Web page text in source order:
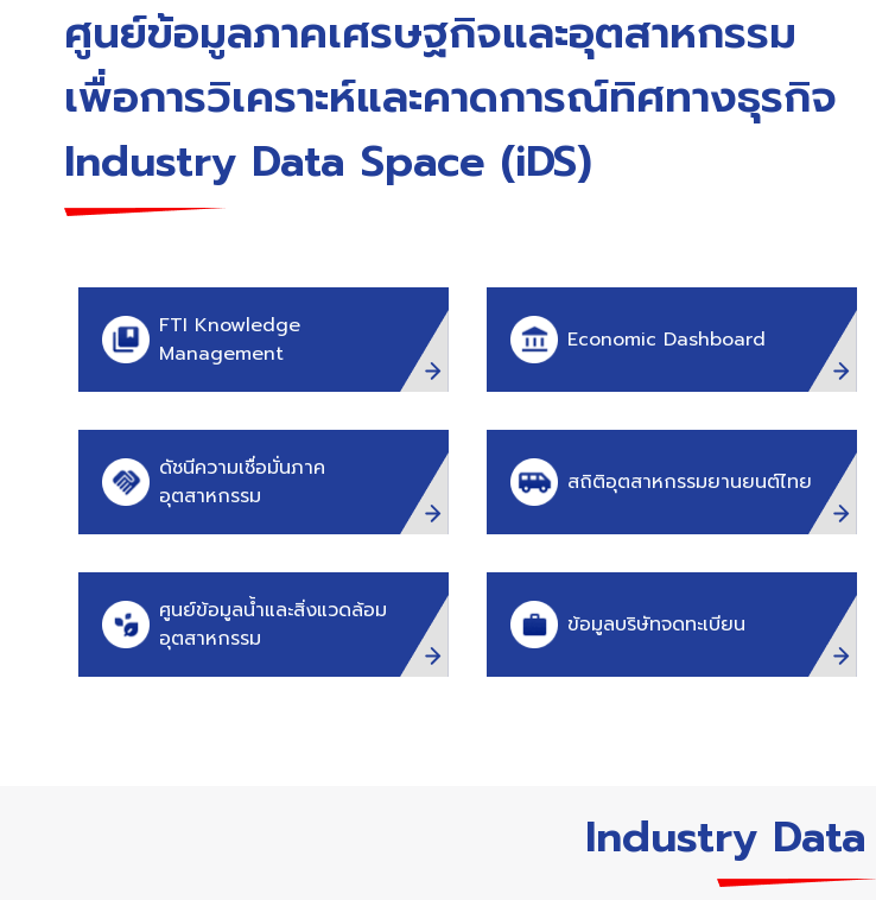
ศูนย์ข้อมูลภาคเศรษฐกิจและอุตสาหกรรม
เพื่อการวิเคราะห์และคาดการณ์ทิศทางธุรกิจ
Industry Data Space (iDS)
FTI Knowledge
Management
Economic Dashboard
ดัชนีความเชื่อมั่นภาค
อุตสาหกรรม
สถิติอุตสาหกรรมยานยนต์ไทย
ศูนย์ข้อมูลน้ำและสิ่งแวดล้อม
อุตสาหกรรม
ข้อมูลบริษัทจดทะเบียน
Industry